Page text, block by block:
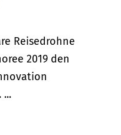
Reisedrohne
2019 den
...